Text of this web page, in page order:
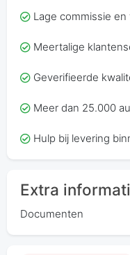
Lage commissie
Meertalige
Geverifieerde
Meer dan 25.000
Hulp bij levering
Extra
Documenten